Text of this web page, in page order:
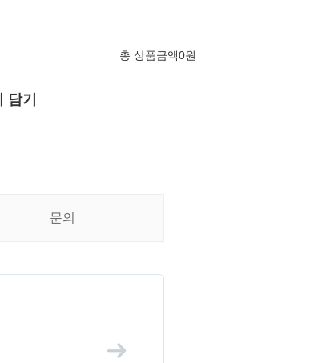
총 상품금액0원
담기
문의